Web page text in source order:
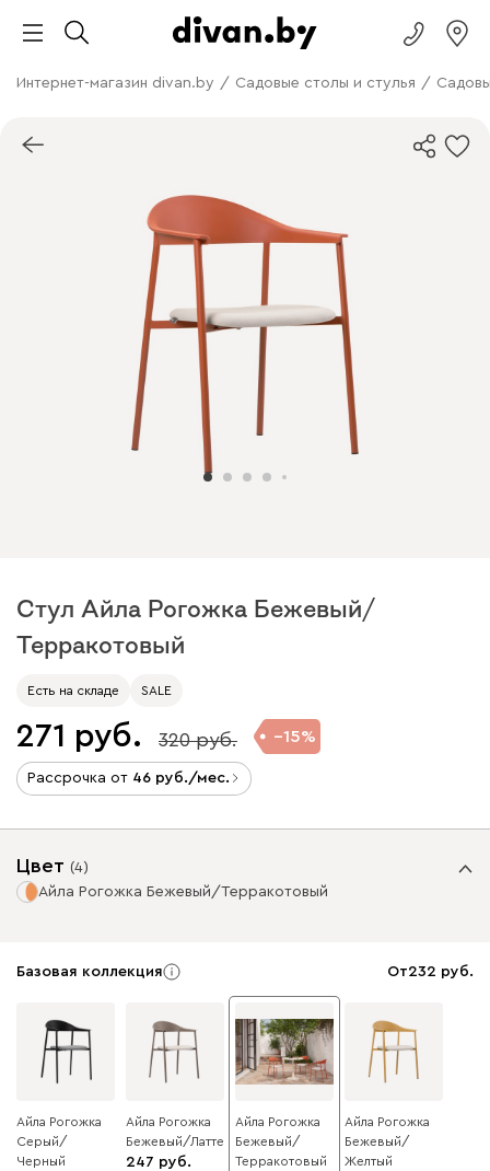
Интернет-магазин divan.by / Садовые столы и стулья /
Стул Айла Рогожка Бежевый/
Терракотовый
Есть на складе SALE
271 320 15
Рассрочка от 46 /мес.
Цвет (4)
Айла Рогожка Бежевый/Терракотовый
Базовая коллекция От232
Айла Рогожка
Серый/
Черный
Айла Рогожка
Бежевый/Латте
247
Айла Рогожка
Бежевый/
Терракотовый
Айла Рогожка
Бежевый/
Желтый